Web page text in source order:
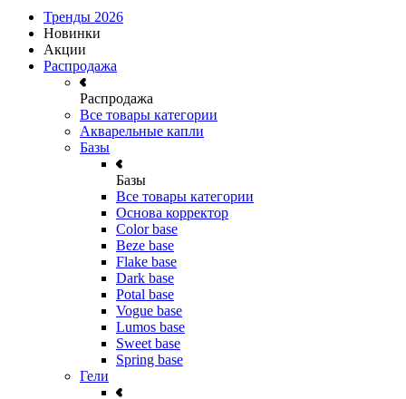
Тренды 2026
Новинки
Акции
Распродажа
Распродажа
Все товары категории
Акварельные капли
Базы
Базы
Все товары категории
Основа корректор
Color base
Beze base
Flake base
Dark base
Potal base
Vogue base
Lumos base
Sweet base
Spring base
Гели